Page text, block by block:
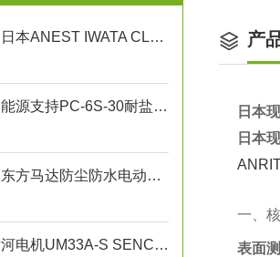
池田屋精品！日本ANEST IWATA CLBS55E-30增压压缩机
池田屋精品！能源支持PC-6S-30耐盐箱式高压断路器技术参数
池田屋精品！东方马达防尘防水电动机 FPW425 参数介绍
池田屋新品横河电机UM33A-S SENCOM指示计
产
日本
日本
一、
表面